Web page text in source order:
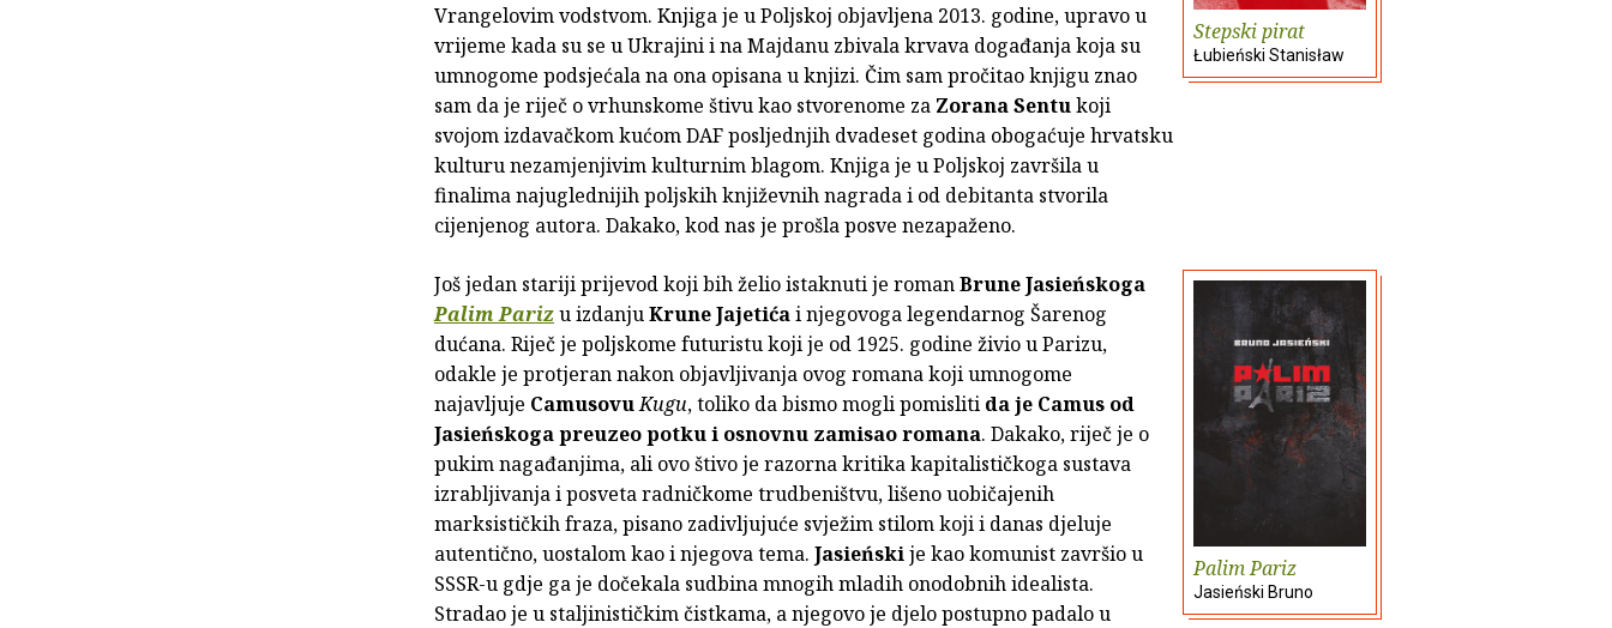
Stepski pirat
Łubieński Stanisław
Vrangelovim vodstvom. Knjiga je u Poljskoj objavljena 2013. godine, upravo u
vrijeme kada su se u Ukrajini i na Majdanu zbivala krvava događanja koja su
umnogome podsjećala na ona opisana u knjizi. Čim sam pročitao knjigu znao
sam da je riječ o vrhunskome štivu kao stvorenome za Zorana Sentukoji
svojom izdavačkom kućom DAF posljednjih dvadeset godina obogaćuje hrvatsku
kulturu nezamjenjivim kulturnim blagom. Knjiga je u Poljskoj završila u
finalima najuglednijih poljskih književnih nagrada i od debitanta stvorila
cijenjenog autora. Dakako, kod nas je prošla posve nezapaženo.
Palim Pariz
Jasieński Bruno
Još jedan stariji prijevod koji bih želio istaknuti je romanBrune Jasieńskoga
Palim Parizu izdanjuKrune Jajetićai njegovoga legendarnog Šarenog
dućana. Riječ je poljskome futuristu koji je od 1925. godine živio u Parizu,
odakle je protjeran nakon objavljivanja ovog romana koji umnogome
najavljuje CamusovuKugu, toliko da bismo mogli pomisliti da je Camus od
Jasieńskoga preuzeo potku i osnovnu zamisao romana. Dakako, riječ je o
pukim nagađanjima, ali ovo štivo je razorna kritika kapitalističkoga sustava
izrabljivanja i posveta radničkome trudbeništvu, lišeno uobičajenih
marksističkih fraza, pisano zadivljujuće svježim stilom koji i danas djeluje
autentično, uostalom kao i njegova tema. Jasieńskije kao komunist završio u
SSSR-u gdje ga je dočekala sudbina mnogih mladih onodobnih idealista.
Stradao je u staljinističkim čistkama, a njegovo je djelo postupno padalo u